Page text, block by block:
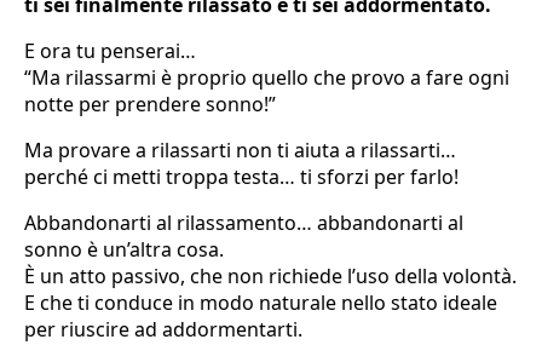
E ora tu penserai…
“Ma rilassarmi è proprio quello che provo a fare ogni
notte per prendere sonno!”
Ma provare a rilassarti non ti aiuta a rilassarti…
perché ci metti troppa testa… ti sforzi per farlo!
Abbandonarti al rilassamento… abbandonarti al
sonno è un’altra cosa.
È un atto passivo, che non richiede l’uso della volontà.
E che ti conduce in modo naturale nello stato ideale
per riuscire ad addormentarti.